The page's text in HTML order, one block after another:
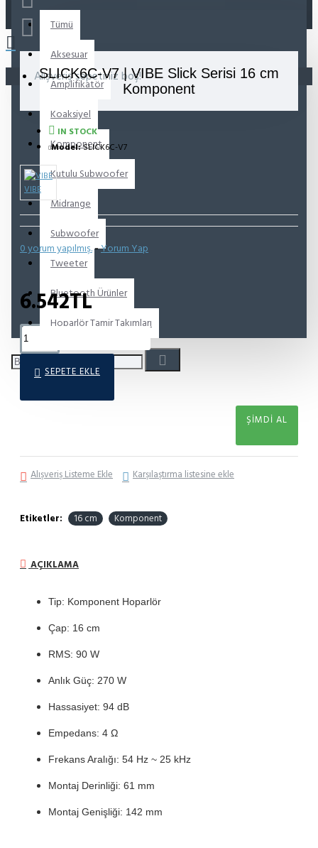
Tümü
Aksesuar
Amplifikatör
Koaksiyel
Komponent
Kutulu Subwoofer
Midrange
Subwoofer
Tweeter
Bluetooth Ürünler
Hoparlör Tamir Takımları
Alışveriş sepetiniz boş!
SLICK6C-V7 | VIBE Slick Serisi 16 cm
Komponent
IN STOCK
Model:SLICK6C-V7
VIBE
0 yorum yapılmış.-Yorum Yap
6.542TL
SEPETE EKLE
ŞIMDI AL
Alışveriş Listeme Ekle Karşılaştırma listesine ekle
Etiketler: 16 cm Komponent
AÇIKLAMA
Tip: Komponent Hoparlör
Çap: 16 cm
RMS: 90 W
Anlık Güç: 270 W
Hassasiyet: 94 dB
Empedans: 4 Ω
Frekans Aralığı: 54 Hz ~ 25 kHz
Montaj Derinliği: 61 mm
Montaj Genişliği: 142 mm